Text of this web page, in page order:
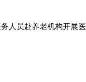
人员赴养老机构开展